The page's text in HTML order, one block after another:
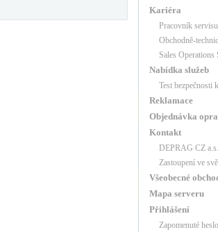
Kariéra
Pracovník
Obchodně-
Sales Operations
Nabídka služeb
Test bezpečnosti
Reklamace
Objednávka
Kontakt
DEPRAG CZ a.s.
Zastoupení ve
Všeobecné
Mapa serveru
Přihlášení
Zapomenuté heslo